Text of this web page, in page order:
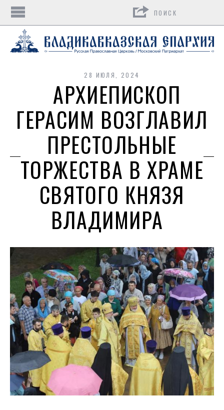
28 ИЮЛЯ, 2024
АРХИЕПИСКОП
ГЕРАСИМ ВОЗГЛАВИЛ
ПРЕСТОЛЬНЫЕ
ТОРЖЕСТВА В ХРАМЕ
СВЯТОГО КНЯЗЯ
ВЛАДИМИРА